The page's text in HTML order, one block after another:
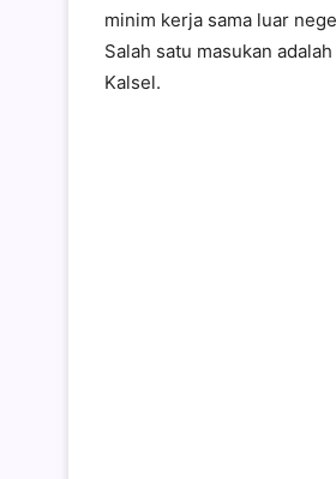
minim kerja sama luar
Salah satu masukan
Kalsel.